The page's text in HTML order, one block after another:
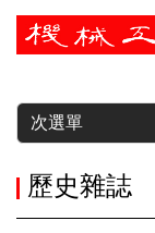
暫停
次選單
歷史雜誌